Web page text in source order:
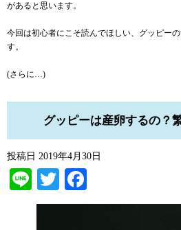
があると思います。
今回は初心者にこそ読んでほしい、グッピー
す。
(さらに…)
グッピーは産卵するの？
投稿日 2019年4月30日
LineTwitter